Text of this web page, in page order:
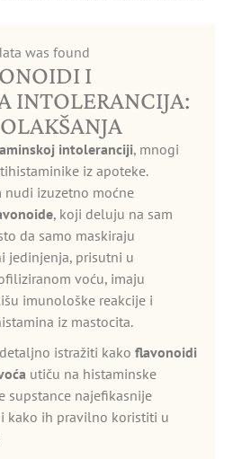
was found
I
INTOLERANCIJA:
intoleranciji, mnogi
iz apoteke.
nudi izuzetno moćne
, koji deluju na sam
da samo maskiraju
jedinjenja, prisutni u
voću, imaju
imunološke reakcije i
iz mastocita.
istražiti kako flavonoidi
utiču na histaminske
supstance najefikasnije
kako ih pravilno koristiti u